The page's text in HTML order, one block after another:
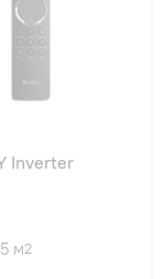
Inverter
м2